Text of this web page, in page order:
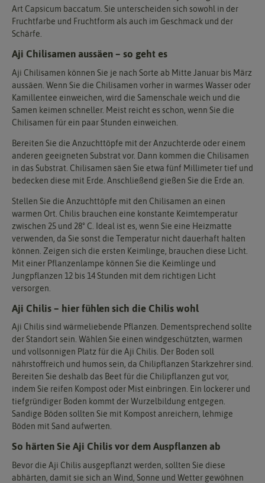
Art Capsicum baccatum. Sie unterscheiden sich sowohl in der
Fruchtfarbe und Fruchtform als auch im Geschmack und der
Schärfe.
Aji Chilisamen aussäen – so geht es
Aji Chilisamen können Sie je nach Sorte ab Mitte Januar bis März
aussäen. Wenn Sie die Chilisamen vorher in warmes Wasser oder
Kamillentee einweichen, wird die Samenschale weich und die
Samen keimen schneller. Meist reicht es schon, wenn Sie die
Chilisamen für ein paar Stunden einweichen.
Bereiten Sie die Anzuchttöpfe mit der Anzuchterde oder einem
anderen geeigneten Substrat vor. Dann kommen die Chilisamen
in das Substrat. Chilisamen säen Sie etwa fünf Millimeter tief und
bedecken diese mit Erde. Anschließend gießen Sie die Erde an.
Stellen Sie die Anzuchttöpfe mit den Chilisamen an einen
warmen Ort. Chilis brauchen eine konstante Keimtemperatur
zwischen 25 und 28° C. Ideal ist es, wenn Sie eine Heizmatte
verwenden, da Sie sonst die Temperatur nicht dauerhaft halten
können. Zeigen sich die ersten Keimlinge, brauchen diese Licht.
Mit einer Pflanzenlampe können Sie die Keimlinge und
Jungpflanzen 12 bis 14 Stunden mit dem richtigen Licht
versorgen.
Aji Chilis – hier fühlen sich die Chilis wohl
Aji Chilis sind wärmeliebende Pflanzen. Dementsprechend sollte
der Standort sein. Wählen Sie einen windgeschützten, warmen
und vollsonnigen Platz für die Aji Chilis. Der Boden soll
nährstoffreich und humos sein, da Chilipflanzen Starkzehrer sind.
Bereiten Sie deshalb das Beet für die Chilipflanzen gut vor,
indem Sie reifen Kompost oder Mist einbringen. Ein lockerer und
tiefgründiger Boden kommt der Wurzelbildung entgegen.
Sandige Böden sollten Sie mit Kompost anreichern, lehmige
Böden mit Sand aufwerten.
So härten Sie Aji Chilis vor dem Auspflanzen ab
Bevor die Aji Chilis ausgepflanzt werden, sollten Sie diese
abhärten, damit sie sich an Wind, Sonne und Wetter gewöhnen